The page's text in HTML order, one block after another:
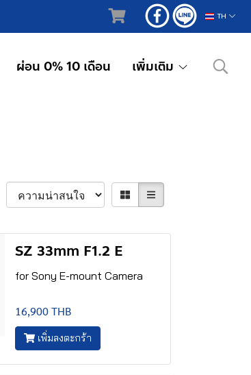
TH
ผ่อน 0% 10 เดือน เพิ่มเติม
SZ 33mm F1.2 E
for Sony E-mount Camera
16,900 THB
เพิ่มลงตะกร้า